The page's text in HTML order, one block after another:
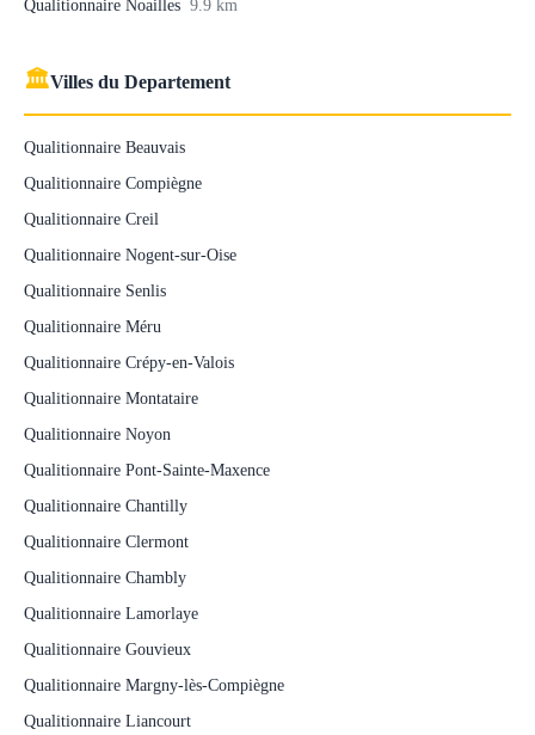
Qualitionnaire Noailles 9.9 km
🏛Villes du Departement
Qualitionnaire Beauvais
Qualitionnaire Compiègne
Qualitionnaire Creil
Qualitionnaire Nogent-sur-Oise
Qualitionnaire Senlis
Qualitionnaire Méru
Qualitionnaire Crépy-en-Valois
Qualitionnaire Montataire
Qualitionnaire Noyon
Qualitionnaire Pont-Sainte-Maxence
Qualitionnaire Chantilly
Qualitionnaire Clermont
Qualitionnaire Chambly
Qualitionnaire Lamorlaye
Qualitionnaire Gouvieux
Qualitionnaire Margny-lès-Compiègne
Qualitionnaire Liancourt